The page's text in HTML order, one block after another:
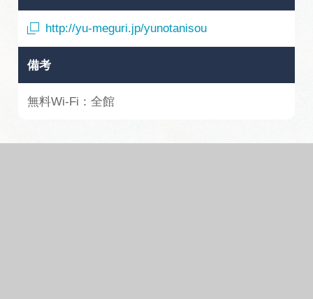
http://yu-meguri.jp/yunotanisou
備考
無料Wi-Fi：全館